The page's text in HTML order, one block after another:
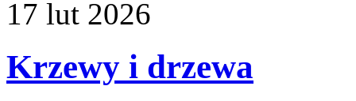
17 lut 2026
Krzewy i drzewa